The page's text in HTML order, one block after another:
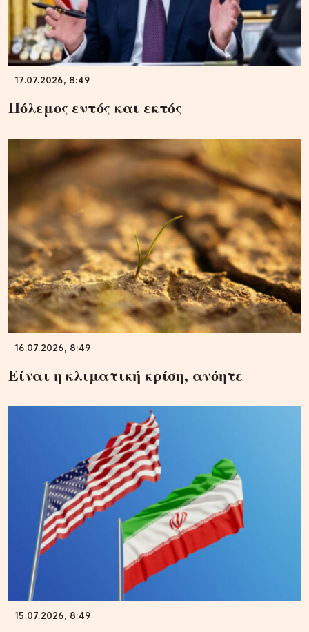
17.07.2026, 8:49
Πόλεμος εντός και εκτός
16.07.2026, 8:49
Είναι η κλιματική κρίση, ανόητε
15.07.2026, 8:49